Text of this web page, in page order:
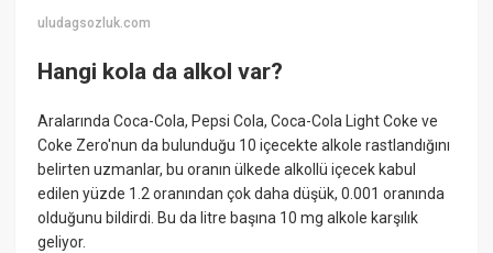
uludagsozluk.com
Hangi kola da alkol var?
Aralarında Coca-Cola, Pepsi Cola, Coca-Cola Light Coke ve
Coke Zero'nun da bulunduğu 10 içecekte alkole rastlandığını
belirten uzmanlar, bu oranın ülkede alkollü içecek kabul
edilen yüzde 1.2 oranından çok daha düşük, 0.001 oranında
olduğunu bildirdi. Bu da litre başına 10 mg alkole karşılık
geliyor.